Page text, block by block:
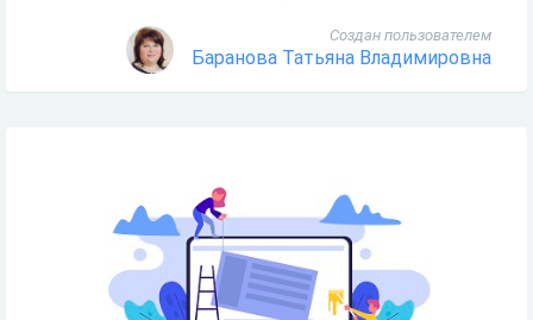
Создан пользователем
Баранова Татьяна Владимировна